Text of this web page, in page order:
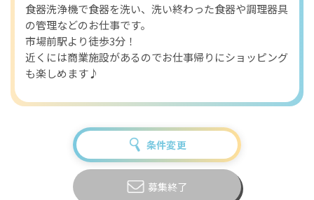
食器洗浄機で食器を洗い、洗い終わった食器や調理器具
の管理などのお仕事です。
市場前駅より徒歩3分！
近くには商業施設があるのでお仕事帰りにショッピング
も楽しめます♪
条件変更
募集終了